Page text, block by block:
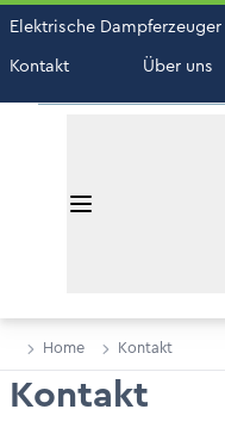
Elektrische
Kontakt
Über uns
Home Kontakt
Kontakt